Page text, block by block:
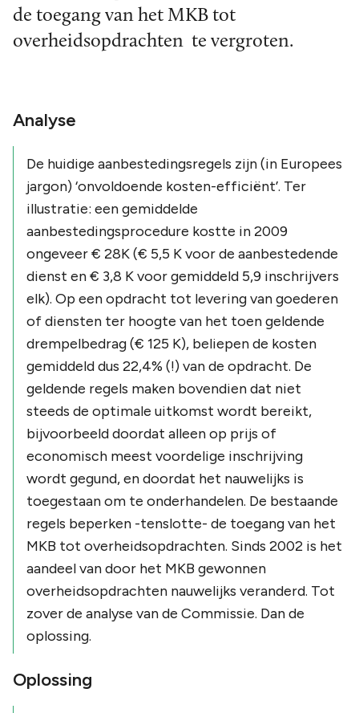
de toegang van het MKB tot
overheidsopdrachten te vergroten.
Analyse
De huidige aanbestedingsregels zijn (in Europees
jargon) ‘onvoldoende kosten-efficiënt’. Ter
illustratie: een gemiddelde
aanbestedingsprocedure kostte in 2009
ongeveer € 28K (€ 5,5 K voor de aanbestedende
dienst en € 3,8 K voor gemiddeld 5,9 inschrijvers
elk). Op een opdracht tot levering van goederen
of diensten ter hoogte van het toen geldende
drempelbedrag (€ 125 K), beliepen de kosten
gemiddeld dus 22,4% (!) van de opdracht. De
geldende regels maken bovendien dat niet
steeds de optimale uitkomst wordt bereikt,
bijvoorbeeld doordat alleen op prijs of
economisch meest voordelige inschrijving
wordt gegund, en doordat het nauwelijks is
toegestaan om te onderhandelen. De bestaande
regels beperken -tenslotte- de toegang van het
MKB tot overheidsopdrachten. Sinds 2002 is het
aandeel van door het MKB gewonnen
overheidsopdrachten nauwelijks veranderd. Tot
zover de analyse van de Commissie. Dan de
oplossing.
Oplossing